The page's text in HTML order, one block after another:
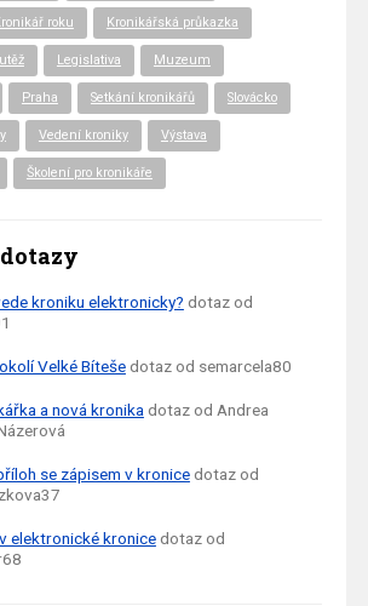
roku Kronikářská průkazka
Legislativa Muzeum
Praha Setkání kronikářů Slovácko
Vedení kroniky Výstava
Školení pro kronikáře
kroniku elektronicky? dotaz od
Velké Bítešedotaz od semarcela80
a nová kronika dotaz od Andrea
se zápisem v kronicedotaz od
elektronické kronicedotaz od